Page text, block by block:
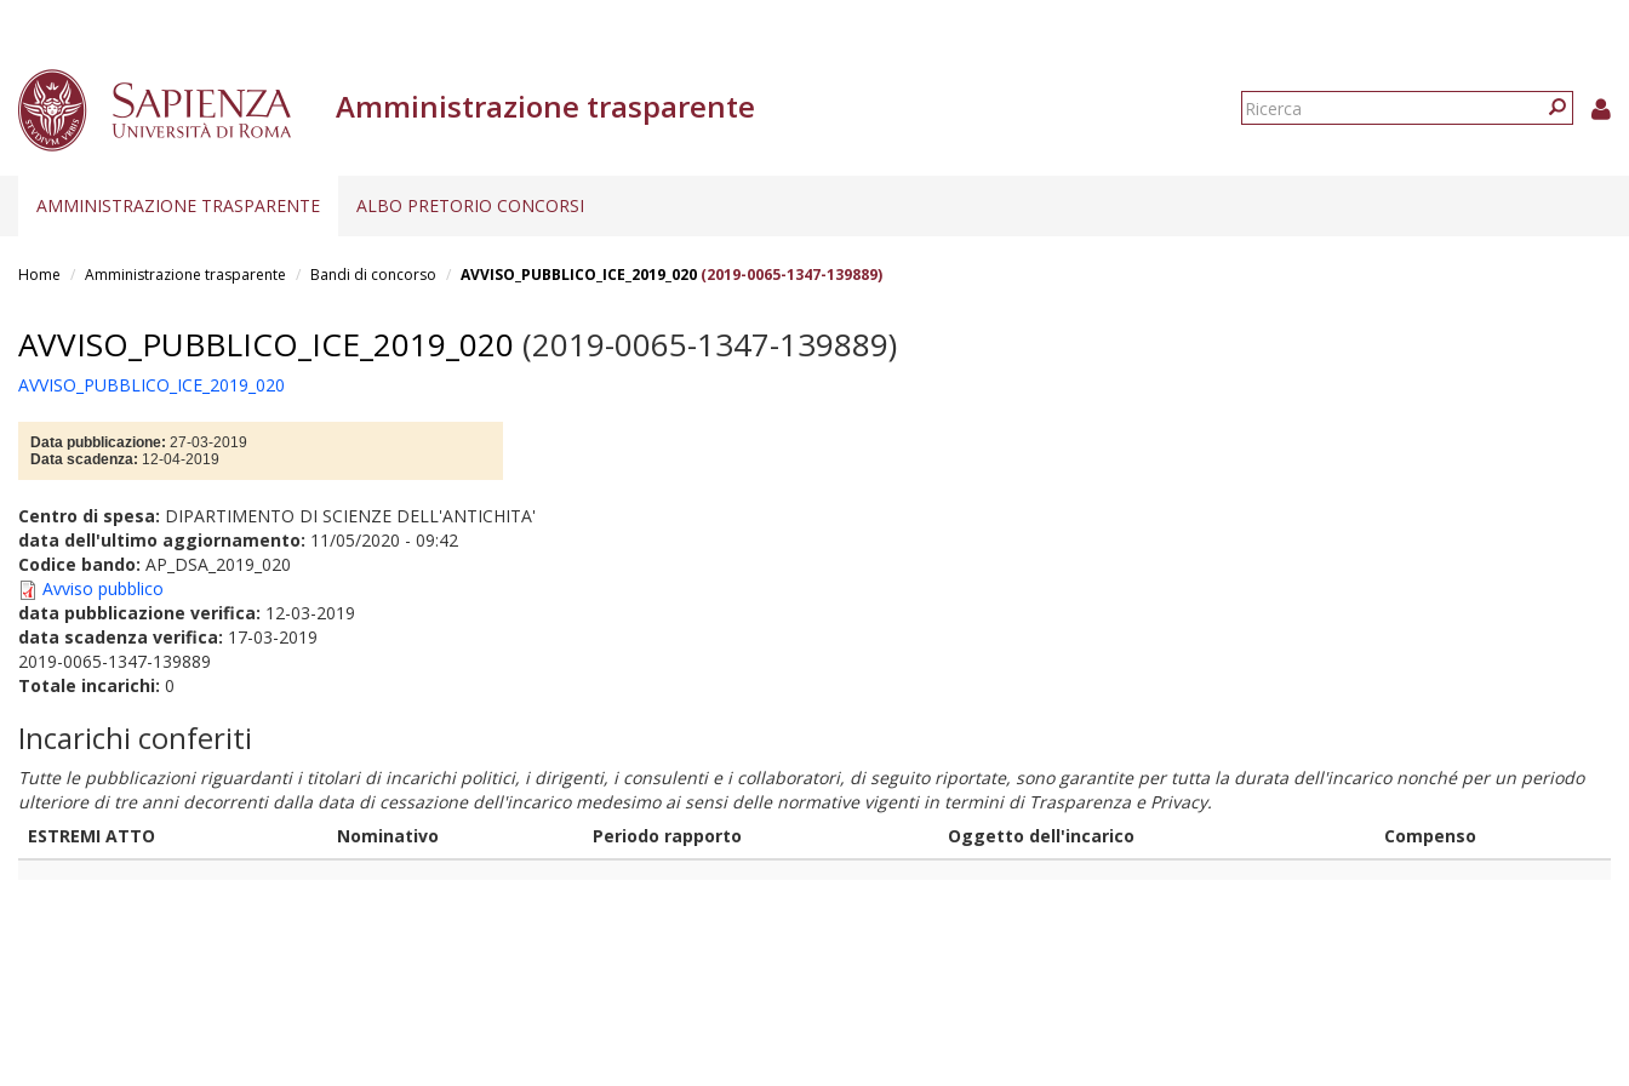
Amministrazione trasparente
Form
AMMINISTRAZIONE TRASPARENTE ALBO PRETORIO CONCORSI
Home Amministrazione trasparente Bandi di concorso AVVISO_PUBBLICO_ICE_2019_020 (2019-0065-1347-139889)
AVVISO_PUBBLICO_ICE_2019_020 (2019-0065-1347-139889)
AVVISO_PUBBLICO_ICE_2019_020
Data pubblicazione: 27-03-2019
Data scadenza: 12-04-2019
Centro di spesa: DIPARTIMENTO DI SCIENZE DELL'ANTICHITA'
data dell'ultimo aggiornamento: 11/05/2020 - 09:42
Codice bando: AP_DSA_2019_020
Avviso pubblico
data pubblicazione verifica: 12-03-2019
data scadenza verifica: 17-03-2019
2019-0065-1347-139889
Totale incarichi: 0
Incarichi conferiti
Tutte le pubblicazioni riguardanti i titolari di incarichi politici, i dirigenti, i consulenti e i collaboratori, di seguito riportate, sono garantite per tutta la durata dell'incarico nonché per un periodo
ulteriore di tre anni decorrenti dalla data di cessazione dell'incarico medesimo ai sensi delle normative vigenti in termini di Trasparenza e Privacy.
ESTREMI ATTO
Nominativo Periodo rapporto Oggetto dell'incarico Compenso